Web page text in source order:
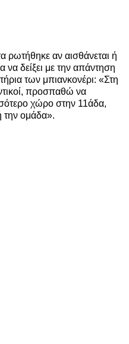
αν αισθάνεται ή
να δείξει με την απάντηση
των μπιανκονέρι: «Στη
προσπαθώ να
χώρο στην 11άδα,
την ομάδα».